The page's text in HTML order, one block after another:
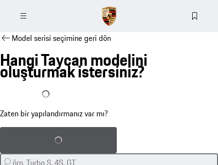
Model serisi seçimine geri dön
Hangi Taycan modelini
oluşturmak istersiniz?
Zaten bir yapılandırmam var
Zaten bir yapılandırmanız var mı?
Kayıtlı yapılandırmayı yükle